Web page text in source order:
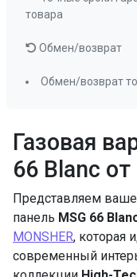
ПРОМО Скидка
Газовая
66 Blanc от
Представляем
панель MSG 66
MONSHER, которая
современный
товара
Обмен/возврат
Обмен/возврат